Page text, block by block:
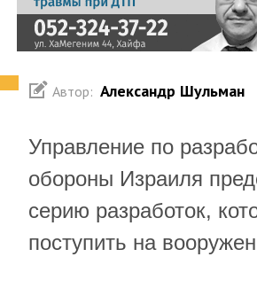
Автор: Александр Шульман
Управление по
обороны Израиля
серию разработок,
поступить на